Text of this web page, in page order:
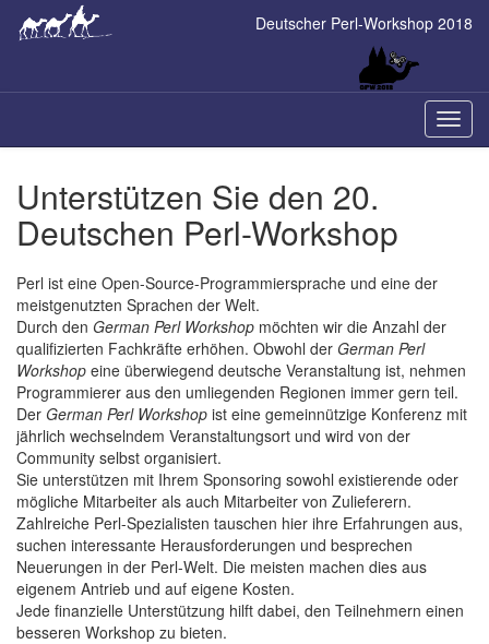
Deutscher Perl-Workshop 2018
ein-/
Unterstützen Sie den 20.
Deutschen Perl-Workshop
Perl ist eine Open-Source-Programmiersprache und eine der
meistgenutzten Sprachen der Welt.
Durch den German Perl Workshop möchten wir die Anzahl der
qualifizierten Fachkräfte erhöhen. Obwohl der German Perl
Workshop eine überwiegend deutsche Veranstaltung ist, nehmen
Programmierer aus den umliegenden Regionen immer gern teil.
Der German Perl Workshop ist eine gemeinnützige Konferenz mit
jährlich wechselndem Veranstaltungsort und wird von der
Community selbst organisiert.
Sie unterstützen mit Ihrem Sponsoring sowohl existierende oder
mögliche Mitarbeiter als auch Mitarbeiter von Zulieferern.
Zahlreiche Perl-Spezialisten tauschen hier ihre Erfahrungen aus,
suchen interessante Herausforderungen und besprechen
Neuerungen in der Perl-Welt. Die meisten machen dies aus
eigenem Antrieb und auf eigene Kosten.
Jede finanzielle Unterstützung hilft dabei, den Teilnehmern einen
besseren Workshop zu bieten.